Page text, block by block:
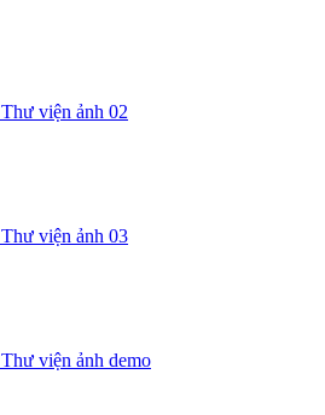
Thư viện ảnh 02
Thư viện ảnh 03
Thư viện ảnh demo